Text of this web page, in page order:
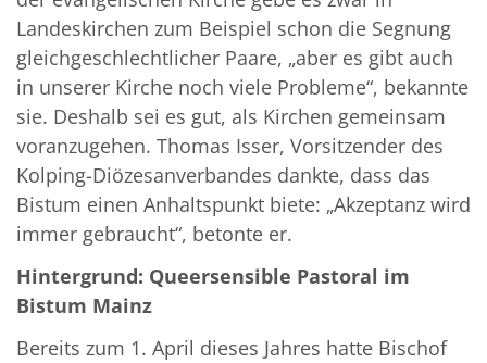
Landeskirchen zum Beispiel schon die Segnung
gleichgeschlechtlicher Paare, „aber es gibt auch
in unserer Kirche noch viele Probleme“, bekannte
sie. Deshalb sei es gut, als Kirchen gemeinsam
voranzugehen. Thomas Isser, Vorsitzender des
Kolping-Diözesanverbandes dankte, dass das
Bistum einen Anhaltspunkt biete: „Akzeptanz wird
immer gebraucht“, betonte er.
Hintergrund: Queersensible Pastoral im
Bistum Mainz
Bereits zum 1. April dieses Jahres hatte Bischof